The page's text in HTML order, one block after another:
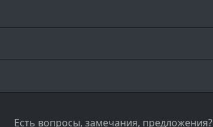
Есть вопросы, замечания, предложения?